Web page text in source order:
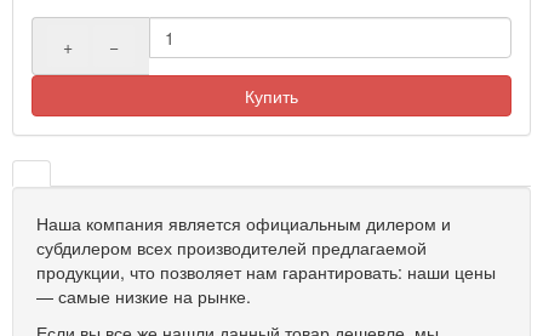
+ −
Купить
Наша компания является официальным дилером и
субдилером всех производителей предлагаемой
продукции, что позволяет нам гарантировать: наши цены
— самые низкие на рынке.